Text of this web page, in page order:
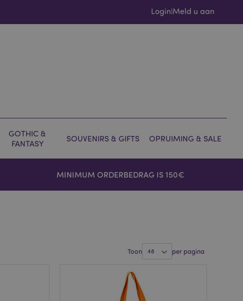
Login|Meld u aan
GOTHIC &
FANTASY
SOUVENIRS & GIFTS OPRUIMING & SALE
MINIMUM ORDERBEDRAG IS 150€
Toon per pagina